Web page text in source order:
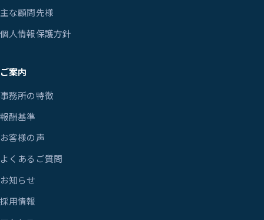
主な顧問先様
個人情報保護方針
ご案内
事務所の特徴
報酬基準
お客様の声
よくあるご質問
お知らせ
採用情報